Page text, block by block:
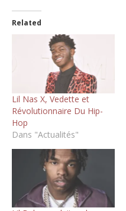
Related
Lil Nas X, Vedette et
Révolutionnaire Du Hip-
Hop
Dans "Actualités"